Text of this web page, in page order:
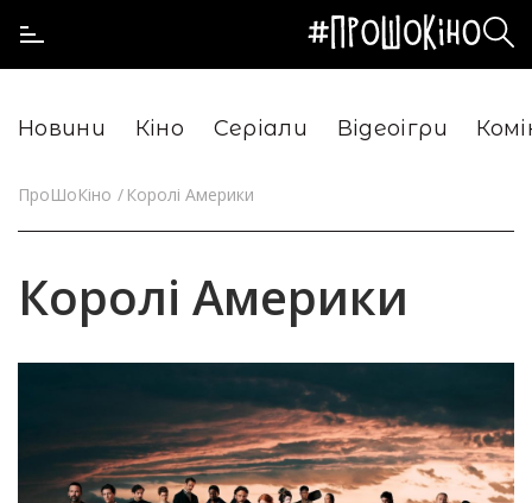
Новини Кіно Серіали Відеоігри
ПроШоКіно Королі Америки
Королі Америки